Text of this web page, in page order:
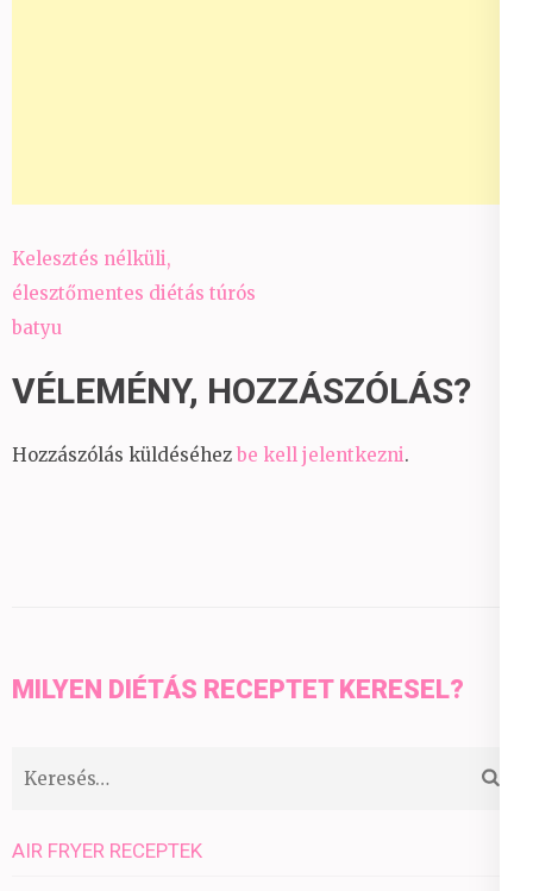
Bejegyzés
navigáció
Kelesztés nélküli,
élesztőmentes diétás túrós
batyu
VÉLEMÉNY, HOZZÁSZÓLÁS?
Hozzászólás küldéséhez be kell jelentkezni.
MILYEN DIÉTÁS RECEPTET KERESEL?
Keresés:
AIR FRYER RECEPTEK